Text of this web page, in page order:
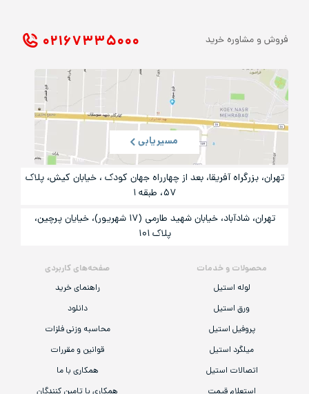
محصولات و خدمات
لوله استیل
ورق استیل
پروفیل استیل
میلگرد استیل
اتصالات استیل
صفحه‌های کاربردی
راهنمای خرید
دانلود
محاسبه وزنی فلزات
قوانین و مقررات
همکاری با ما
فروش و مشاوره خرید ۰۲۱ ۶۷۳۳۵۰۰۰
مسیریابی
تهران، بزرگراه آفریقا، بعد از چهارراه جهان کودک ، خیابان کیش، پلاک
۵۷، طبقه ۱
تهران، شادآباد، خیابان شهید طارمی (۱۷ شهریور)، خیایان پرچین،
پلاک ۱۰۱